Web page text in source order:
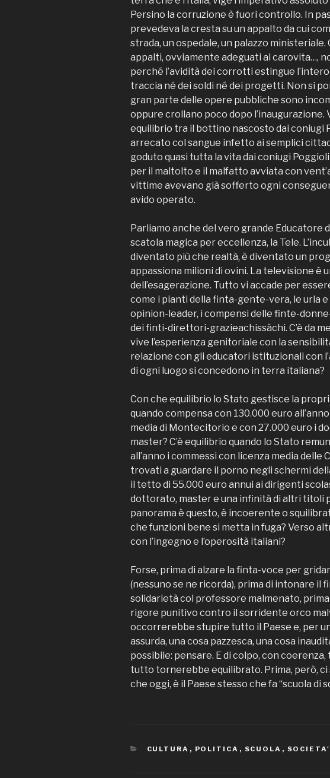
Persino la corruzione è fuori controllo. In
prevedeva la cresta su un appalto da cui
strada, un ospedale, un palazzo ministeriale.
appalti, ovviamente adeguati al carovita…,
perché l’avidità dei corrotti estingue
traccia né dei soldi né dei progetti. Non si
gran parte delle opere pubbliche sono
oppure crollano poco dopo l’inaugurazione.
equilibrio tra il bottino nascosto dai coniugi
arrecato col sangue infetto ai semplici
goduto quasi tutta la vita dai coniugi
per il maltolto e il malfatto avviata con
vittime avevano già sofferto ogni
avido operato.
Parliamo anche del vero grande Educatore
scatola magica per eccellenza, la Tele.
diventato più che realtà, è diventato un
appassiona milioni di ovini. La televisione è
dell’esagerazione. Tutto vi accade per
come i pianti della finta-gente-vera, le urla e
opinion-leader, i compensi delle finte-
dei finti-direttori-grazieachissàchi. C’è da
vive l’esperienza genitoriale con la
relazione con gli educatori istituzionali con
di ogni luogo si concedono in terra italiana?
Con che equilibrio lo Stato gestisce la
quando compensa con 130.000 euro
media di Montecitorio e con 27.000 euro i
master? C’è equilibrio quando lo Stato
all’anno i commessi con licenza media delle
trovati a guardare il porno negli schermi
il tetto di 55.000 euro annui ai dirigenti
dottorato, master e una infinità di altri titoli
panorama è questo, è incoerente o
che funzioni bene si metta in fuga? Verso
con l’ingegno e l’operosità italiani?
Forse, prima di alzare la finta-voce per
(nessuno se ne ricorda), prima di intonare il
solidarietà col professore malmenato,
rigore punitivo contro il sorridente orco
occorrerebbe stupire tutto il Paese e, per
assurda, una cosa pazzesca, una cosa
possibile: pensare. E di colpo, con
tutto tornerebbe equilibrato. Prima, però,
che oggi, è il Paese stesso che fa “scuola di
CATEGORIE
CULTURA , POLITICA , SCUOLA , SOCIETA'